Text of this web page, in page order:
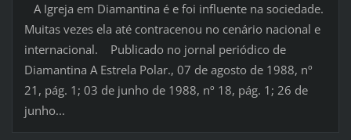
A Igreja em Diamantina é e foi influente na sociedade.
Muitas vezes ela até contracenou no cenário nacional e
internacional. Publicado no jornal periódico de
Diamantina A Estrela Polar., 07 de agosto de 1988, nº
21, pág. 1; 03 de junho de 1988, nº 18, pág. 1; 26 de
junho...